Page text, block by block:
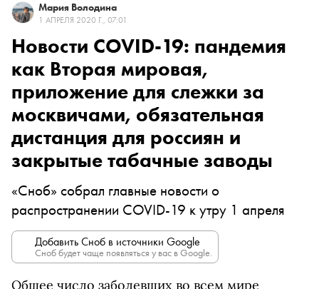
Мария Володина
1 АПРЕЛЯ 2020 Г., 07:01
Новости COVID-19: пандемия
как Вторая мировая,
приложение для слежки за
москвичами, обязательная
дистанция для россиян и
закрытые табачные заводы
«Сноб» собрал главные новости о
распространении COVID-19 к утру 1 апреля
Добавить Сноб в источники Google
Сноб будет чаще появляться у вас в Google.
Общее число заболевших во всем мире